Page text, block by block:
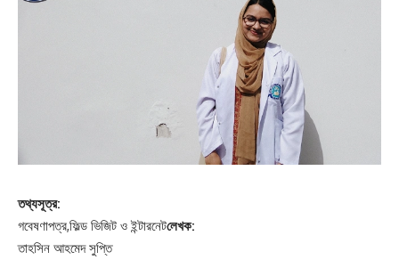
তথ্যসূত্র:
গবেষণাপত্র,ফিল্ড ভিজিট ও ইন্টারনেটলেখক:
তাহসিন আহমেদ সুপ্তি